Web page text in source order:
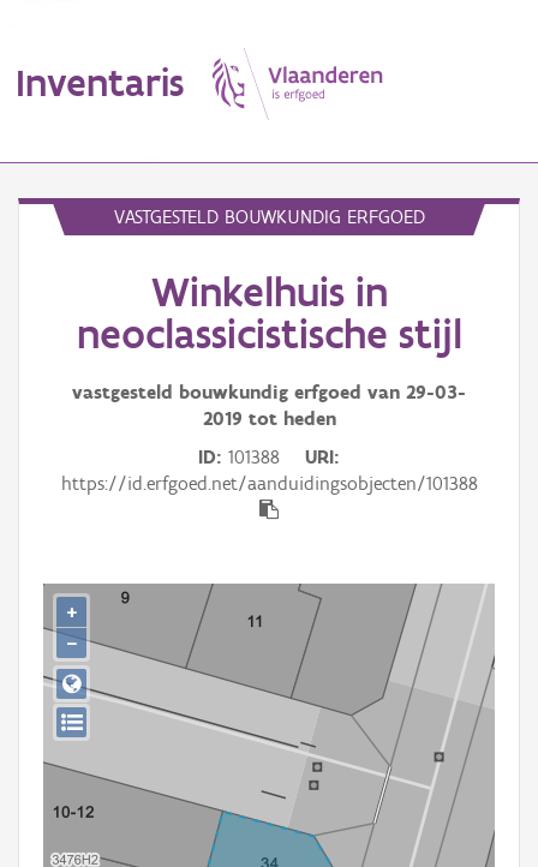
Inventaris
Aanduidingsobject
Waarneming
Gebeurtenis
Downloads
Hergebruik
Aanmelden
VASTGESTELD BOUWKUNDIG ERFGOED
Winkelhuis in
neoclassicistische stijl
vastgesteld bouwkundig erfgoed van 29-03-
2019 tot heden
ID 101388
URI
https://id.erfgoed.net/aanduidingsobjecten/101388
+
−